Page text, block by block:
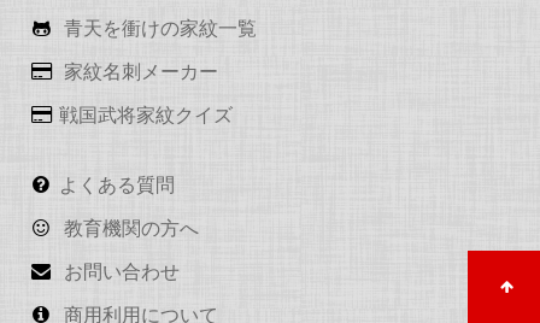
青天を衝けの家紋一覧
家紋名刺メーカー
戦国武将家紋クイズ
よくある質問
教育機関の方へ
お問い合わせ
商用利用について